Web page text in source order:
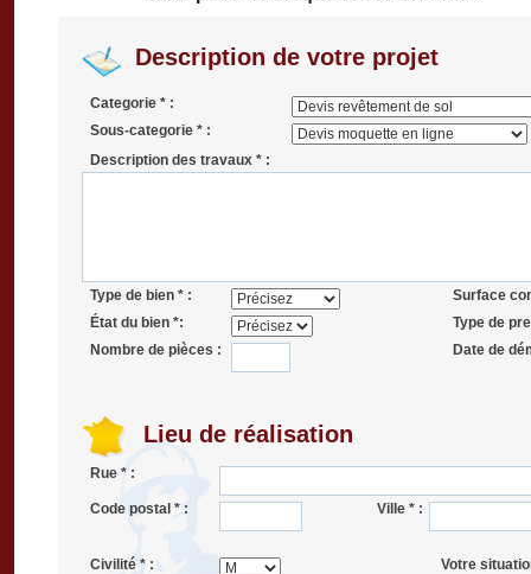
Description de votre projet
Categorie * :
Sous-categorie * :
Description des travaux * :
Type de bien * :
Surface
État du bien *:
Type de
Nombre de pièces :
Date de
Lieu de réalisation
Rue * :
Code postal * : Ville * :
Civilité * :
Votre